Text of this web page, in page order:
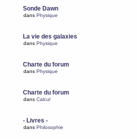
Sonde Dawn
dans Physique
La vie des galaxies
dans Physique
Charte du forum
dans Physique
Charte du forum
dans Calcul
- Livres -
dans Philosophie